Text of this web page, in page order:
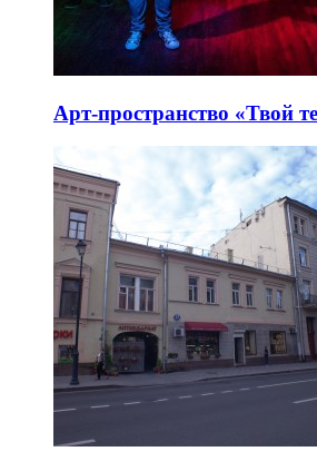
Арт-пространство «Твой